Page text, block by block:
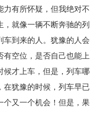
力有所怀疑，但我绝对不
就像一辆不断奔驰的列
车到来的人。犹豫的人会
有空位，是否自己也能上
候才上车，但是，列车哪
在犹豫的时候，列车早已
个又一个机会！但是，果